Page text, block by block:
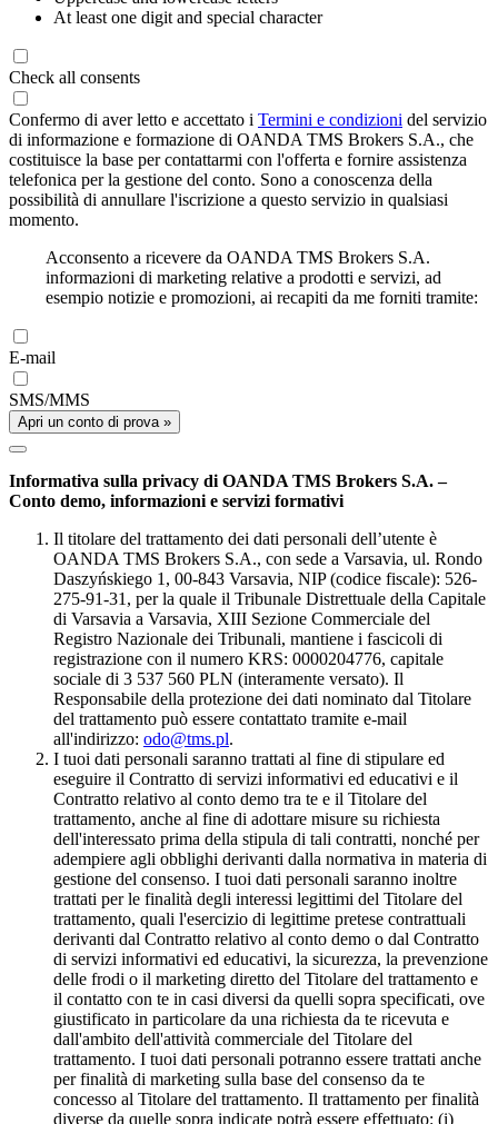
At least one digit and special character
Check all consents
Confermo di aver letto e accettato i Termini e condizioni del servizio
di informazione e formazione di OANDA TMS Brokers S.A., che
costituisce la base per contattarmi con l'offerta e fornire assistenza
telefonica per la gestione del conto. Sono a conoscenza della
possibilità di annullare l'iscrizione a questo servizio in qualsiasi
momento.
Acconsento a ricevere da OANDA TMS Brokers S.A.
informazioni di marketing relative a prodotti e servizi, ad
esempio notizie e promozioni, ai recapiti da me forniti tramite:
E-mail
SMS/MMS
Apri un conto di prova »
Informativa sulla privacy di OANDA TMS Brokers S.A. –
Conto demo, informazioni e servizi formativi
Il titolare del trattamento dei dati personali dell’utente è
OANDA TMS Brokers S.A., con sede a Varsavia, ul. Rondo
Daszyńskiego 1, 00-843 Varsavia, NIP (codice fiscale): 526-
275-91-31, per la quale il Tribunale Distrettuale della Capitale
di Varsavia a Varsavia, XIII Sezione Commerciale del
Registro Nazionale dei Tribunali, mantiene i fascicoli di
registrazione con il numero KRS: 0000204776, capitale
sociale di 3 537 560 PLN (interamente versato). Il
Responsabile della protezione dei dati nominato dal Titolare
del trattamento può essere contattato tramite e-mail
all'indirizzo: odo@tms.pl.
I tuoi dati personali saranno trattati al fine di stipulare ed
eseguire il Contratto di servizi informativi ed educativi e il
Contratto relativo al conto demo tra te e il Titolare del
trattamento, anche al fine di adottare misure su richiesta
dell'interessato prima della stipula di tali contratti, nonché per
adempiere agli obblighi derivanti dalla normativa in materia di
gestione del consenso. I tuoi dati personali saranno inoltre
trattati per le finalità degli interessi legittimi del Titolare del
trattamento, quali l'esercizio di legittime pretese contrattuali
derivanti dal Contratto relativo al conto demo o dal Contratto
di servizi informativi ed educativi, la sicurezza, la prevenzione
delle frodi o il marketing diretto del Titolare del trattamento e
il contatto con te in casi diversi da quelli sopra specificati, ove
giustificato in particolare da una richiesta da te ricevuta e
dall'ambito dell'attività commerciale del Titolare del
trattamento. I tuoi dati personali potranno essere trattati anche
per finalità di marketing sulla base del consenso da te
concesso al Titolare del trattamento. Il trattamento per finalità
diverse da quelle sopra indicate potrà essere effettuato: (i)